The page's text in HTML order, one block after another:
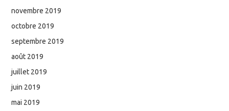
novembre 2019
octobre 2019
septembre 2019
août 2019
juillet 2019
juin 2019
mai 2019